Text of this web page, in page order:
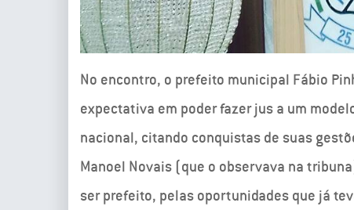
No encontro, o prefeito municipal Fábio
expectativa em poder fazer jus a um
nacional, citando conquistas de suas
Manoel Novais (que o observava na
ser prefeito, pelas oportunidades que já